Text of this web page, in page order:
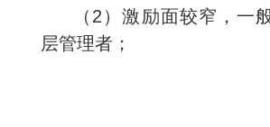
（2）激励面较窄，一
层管理者；